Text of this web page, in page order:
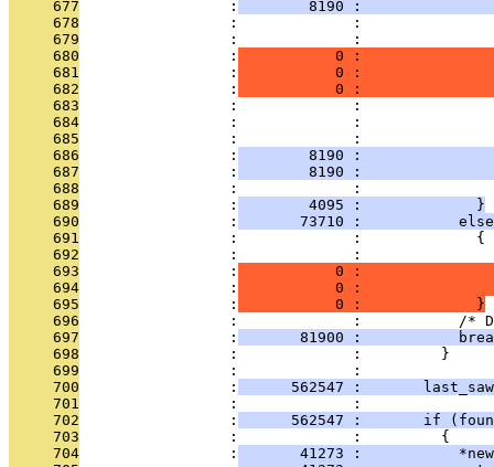
     677
                 :
8190 :
     678
:             :
     679
:             :
     680
                 :
0 :
     681
                 :
0 :
     682
                 :
0 :
     683
:             :
     684
:             :
     685
:             :
     686
                 :
8190 :
     687
                 :
8190 :
     688
:             :
     689
                 :
        4095 :             }
     690
                 :
73710 :
     691
                 :             :             {
     692
:             :
     693
                 :
0 :
     694
                 :
0 :
     695
                 :
           0 :             }
     696
:             :           /*
     697
                 :
81900 :
     698
                 :             :         }
     699
                 :             :
     700
                 :
562547 :
     701
                 :             :
     702
                 :
562547 :       if
     703
                 :             :         {
     704
                 :
41273 :